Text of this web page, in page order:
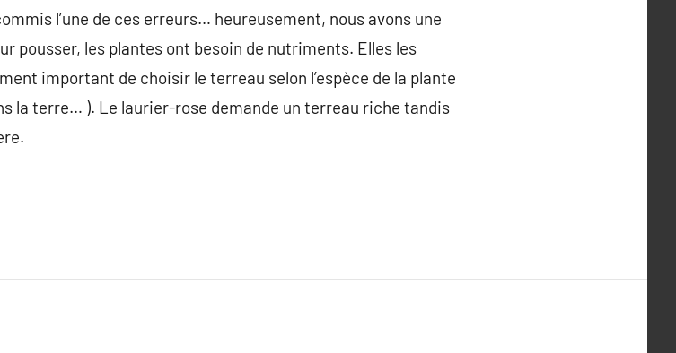
l’une de ces erreurs… heureusement, nous avons une
pousser, les plantes ont besoin de nutriments. Elles les
important de choisir le terreau selon l’espèce de la plante
la terre… ). Le laurier-rose demande un terreau riche tandis